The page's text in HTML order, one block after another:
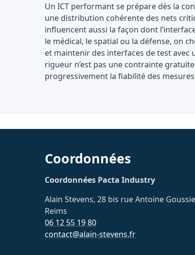
Un ICT performant se prépare dès la
une distribution cohérente des nets
influencent aussi la façon dont
le médical, le spatial ou la défense, on
et maintenir des interfaces de test avec
rigueur n’est pas une contrainte
progressivement la fiabilité des
Coordonnées
Coordonnées Pacta Industry
Alain Stevens, 28 bis rue Antoine
Reims
06 12 55 19 80
contact@alain-stevens.fr